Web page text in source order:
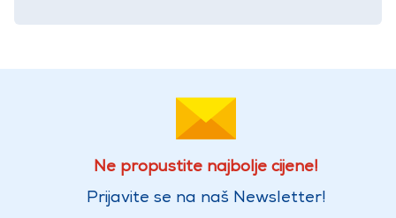
Ne propustite najbolje cijene!
Prijavite se na naš Newsletter!